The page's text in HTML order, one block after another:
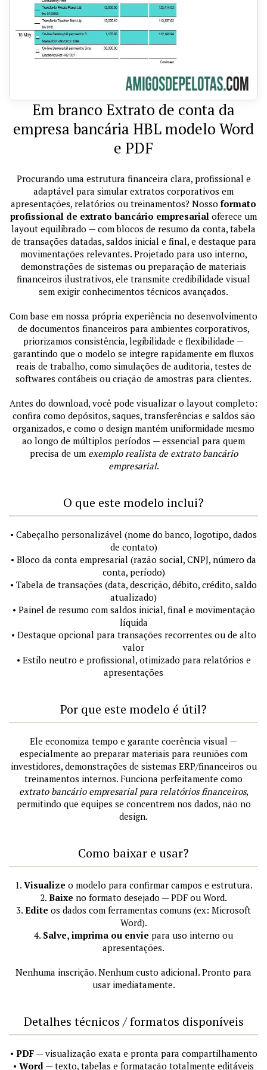
Em branco Extrato de conta da
empresa bancária HBL modelo Word
e PDF
Procurando uma estrutura financeira clara, profissional e
adaptável para simular extratos corporativos em
apresentações, relatórios ou treinamentos? Nosso formato
profissional de extrato bancário empresarial oferece um
layout equilibrado — com blocos de resumo da conta, tabela
de transações datadas, saldos inicial e final, e destaque para
movimentações relevantes. Projetado para uso interno,
demonstrações de sistemas ou preparação de materiais
financeiros ilustrativos, ele transmite credibilidade visual
sem exigir conhecimentos técnicos avançados.
Com base em nossa própria experiência no desenvolvimento
de documentos financeiros para ambientes corporativos,
priorizamos consistência, legibilidade e flexibilidade —
garantindo que o modelo se integre rapidamente em fluxos
reais de trabalho, como simulações de auditoria, testes de
softwares contábeis ou criação de amostras para clientes.
Antes do download, você pode visualizar o layout completo:
confira como depósitos, saques, transferências e saldos são
organizados, e como o design mantém uniformidade mesmo
ao longo de múltiplos períodos — essencial para quem
precisa de um exemplo realista de extrato bancário
empresarial.
O que este modelo inclui?
• Cabeçalho personalizável (nome do banco, logotipo, dados
de contato)
• Bloco da conta empresarial (razão social, CNPJ, número da
conta, período)
• Tabela de transações (data, descrição, débito, crédito, saldo
atualizado)
• Painel de resumo com saldos inicial, final e movimentação
líquida
• Destaque opcional para transações recorrentes ou de alto
valor
• Estilo neutro e profissional, otimizado para relatórios e
apresentações
Por que este modelo é útil?
Ele economiza tempo e garante coerência visual —
especialmente ao preparar materiais para reuniões com
investidores, demonstrações de sistemas ERP/financeiros ou
treinamentos internos. Funciona perfeitamente como
extrato bancário empresarial para relatórios financeiros,
permitindo que equipes se concentrem nos dados, não no
design.
Como baixar e usar?
1. Visualize o modelo para confirmar campos e estrutura.
2. Baixe no formato desejado — PDF ou Word.
3. Edite os dados com ferramentas comuns (ex: Microsoft
Word).
4. Salve, imprima ou envie para uso interno ou
apresentações.
Nenhuma inscrição. Nenhum custo adicional. Pronto para
usar imediatamente.
Detalhes técnicos / formatos disponíveis
• PDF— visualização exata e pronta para compartilhamento
• Word — texto, tabelas e formatação totalmente editáveis